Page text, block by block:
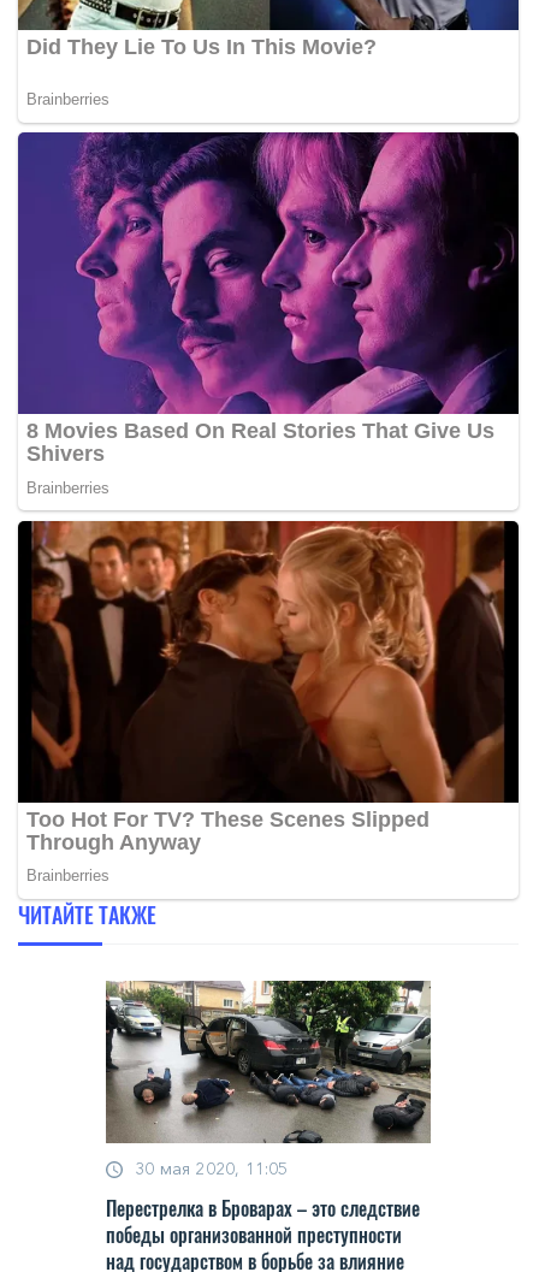
ЧИТАЙТЕ ТАКЖЕ
30 мая 2020, 11:05
Перестрелка в Броварах – это следствие
победы организованной преступности
над государством в борьбе за влияние